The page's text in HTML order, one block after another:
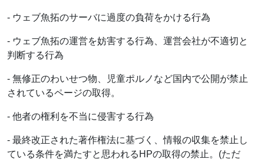
- ウェブ魚拓のサーバに過度の負荷をかける行為
- ウェブ魚拓の運営を妨害する行為、運営会社が不適切と
判断する行為
- 無修正のわいせつ物、児童ポルノなど国内で公開が禁止
されているページの取得。
- 他者の権利を不当に侵害する行為
- 最終改正された著作権法に基づく、情報の収集を禁止し
ている条件を満たすと思われるHPの取得の禁止。(ただ